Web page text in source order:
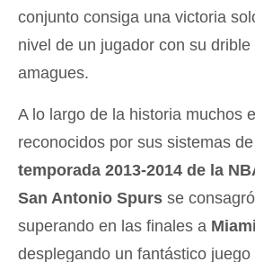
conjunto consiga una victoria
nivel de un jugador con su
amagues.
A lo largo de la historia muchos
reconocidos por sus sistemas
temporada 2013-2014 de la
San Antonio Spurs se
superando en las finales a
desplegando un fantástico